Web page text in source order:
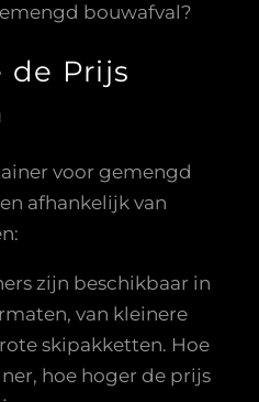
bouwafval?
de Prijs
voor gemengd
afhankelijk van
zijn beschikbaar in
van kleinere
skipakketten. Hoe
hoe hoger de prijs